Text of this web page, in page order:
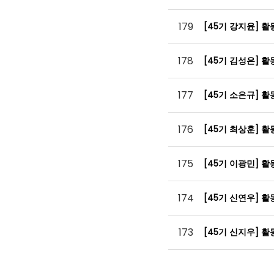
179 [45기 강지윤] 활
178 [45기 김성은] 활
177 [45기 소은규] 활
176 [45기 최상훈] 활
175 [45기 이광민] 활
174 [45기 신연우] 활
173 [45기 신지우] 활